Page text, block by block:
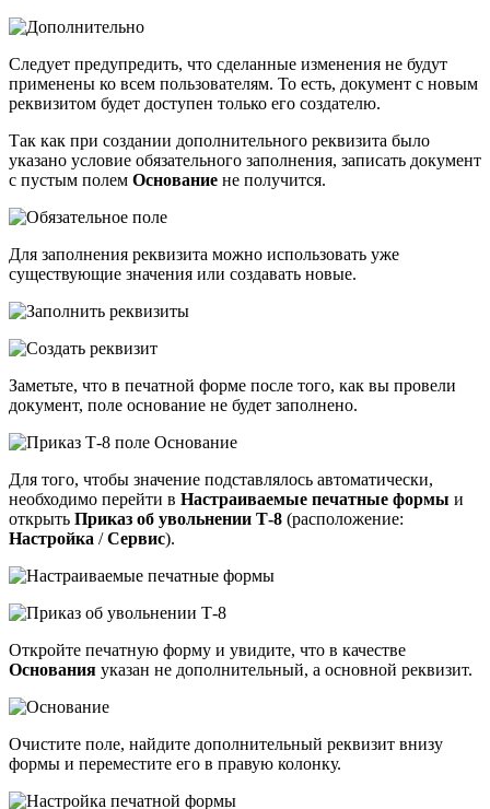
Следует предупредить, что сделанные изменения не будут
применены ко всем пользователям. То есть, документ с новым
реквизитом будет доступен только его создателю.
Так как при создании дополнительного реквизита было
указано условие обязательного заполнения, записать документ
с пустым полем Основание не получится.
Для заполнения реквизита можно использовать уже
существующие значения или создавать новые.
Заметьте, что в печатной форме после того, как вы провели
документ, поле основание не будет заполнено.
Для того, чтобы значение подставлялось автоматически,
необходимо перейти в Настраиваемые печатные формы и
открыть Приказ об увольнении Т-8 (расположение:
Настройка /Сервис).
Откройте печатную форму и увидите, что в качестве
Основания указан не дополнительный, а основной реквизит.
Очистите поле, найдите дополнительный реквизит внизу
формы и переместите его в правую колонку.